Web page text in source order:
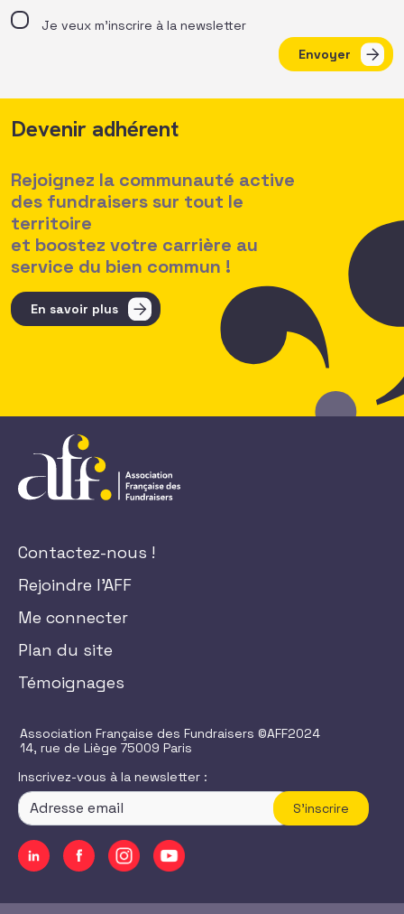
Je veux m'inscrire à la newsletter
Envoyer
Devenir adhérent
Rejoignez la communauté active
des fundraisers sur tout le
territoire
et boostez votre carrière au
service du bien commun !
En savoir plus
Contactez-nous !
Rejoindre l'AFF
Me connecter
Plan du site
Témoignages
Association Française des Fundraisers ©AFF2024
14, rue de Liège 75009 Paris
Inscrivez-vous à la newsletter :
S'inscrire